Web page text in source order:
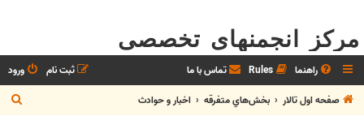
مرکز انجمنهای تخصصی
راهنما Rules تماس با ما ورود
ثبت نام
صفحه اول تالار
بخش‌‌هاي متفرقه اخبار و حوادث
ج
س